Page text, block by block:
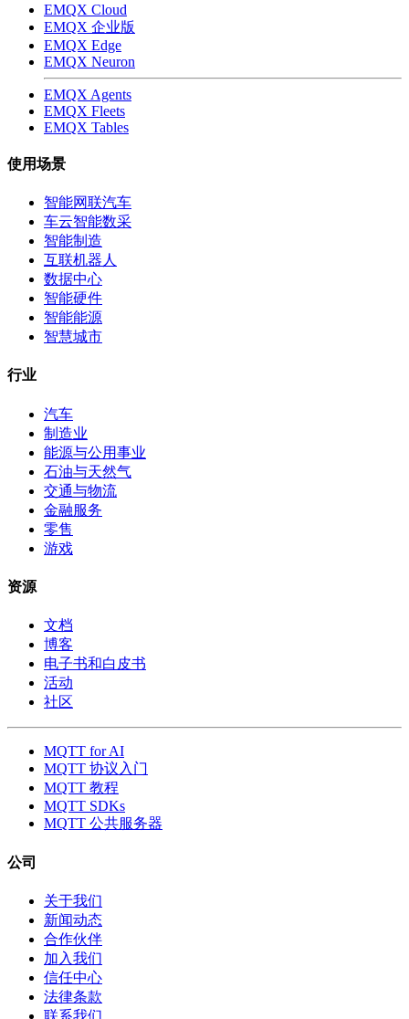
EMQX Cloud
EMQX 企业版
EMQX Edge
EMQX Neuron
EMQX Agents
EMQX Fleets
EMQX Tables
使用场景
智能网联汽车
车云智能数采
智能制造
互联机器人
数据中心
智能硬件
智能能源
智慧城市
行业
汽车
制造业
能源与公用事业
石油与天然气
交通与物流
金融服务
零售
游戏
资源
文档
博客
电子书和白皮书
活动
社区
MQTT for AI
MQTT 协议入门
MQTT 教程
MQTT SDKs
MQTT 公共服务器
公司
关于我们
新闻动态
合作伙伴
加入我们
信任中心
法律条款
联系我们